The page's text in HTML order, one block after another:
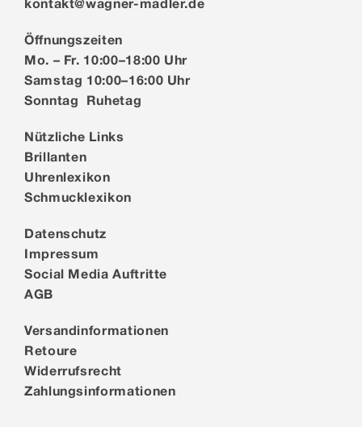
Öffnungszeiten
Mo. – Fr. 10:00–18:00 Uhr
Samstag 10:00–16:00 Uhr
Sonntag Ruhetag
Nützliche Links
Brillanten
Uhrenlexikon
Schmucklexikon
Datenschutz
Impressum
Social Media Auftritte
AGB
Versandinformationen
Retoure
Widerrufsrecht
Zahlungsinformationen